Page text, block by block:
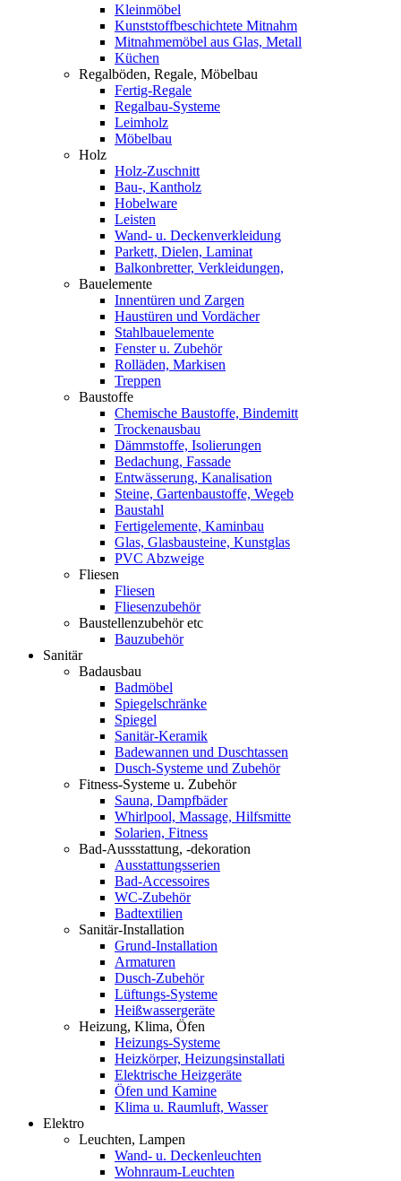
Kleinmöbel
Kunststoffbeschichtete Mitnahm
Mitnahmemöbel aus Glas, Metall
Küchen
Regalböden, Regale, Möbelbau
Fertig-Regale
Regalbau-Systeme
Leimholz
Möbelbau
Holz
Holz-Zuschnitt
Bau-, Kantholz
Hobelware
Leisten
Wand- u. Deckenverkleidung
Parkett, Dielen, Laminat
Balkonbretter, Verkleidungen,
Bauelemente
Innentüren und Zargen
Haustüren und Vordächer
Stahlbauelemente
Fenster u. Zubehör
Rolläden, Markisen
Treppen
Baustoffe
Chemische Baustoffe, Bindemitt
Trockenausbau
Dämmstoffe, Isolierungen
Bedachung, Fassade
Entwässerung, Kanalisation
Steine, Gartenbaustoffe, Wegeb
Baustahl
Fertigelemente, Kaminbau
Glas, Glasbausteine, Kunstglas
PVC Abzweige
Fliesen
Fliesen
Fliesenzubehör
Baustellenzubehör etc
Bauzubehör
Sanitär
Badausbau
Badmöbel
Spiegelschränke
Spiegel
Sanitär-Keramik
Badewannen und Duschtassen
Dusch-Systeme und Zubehör
Fitness-Systeme u. Zubehör
Sauna, Dampfbäder
Whirlpool, Massage, Hilfsmitte
Solarien, Fitness
Bad-Aussstattung, -dekoration
Ausstattungsserien
Bad-Accessoires
WC-Zubehör
Badtextilien
Sanitär-Installation
Grund-Installation
Armaturen
Dusch-Zubehör
Lüftungs-Systeme
Heißwassergeräte
Heizung, Klima, Öfen
Heizungs-Systeme
Heizkörper, Heizungsinstallati
Elektrische Heizgeräte
Öfen und Kamine
Klima u. Raumluft, Wasser
Elektro
Leuchten, Lampen
Wand- u. Deckenleuchten
Wohnraum-Leuchten